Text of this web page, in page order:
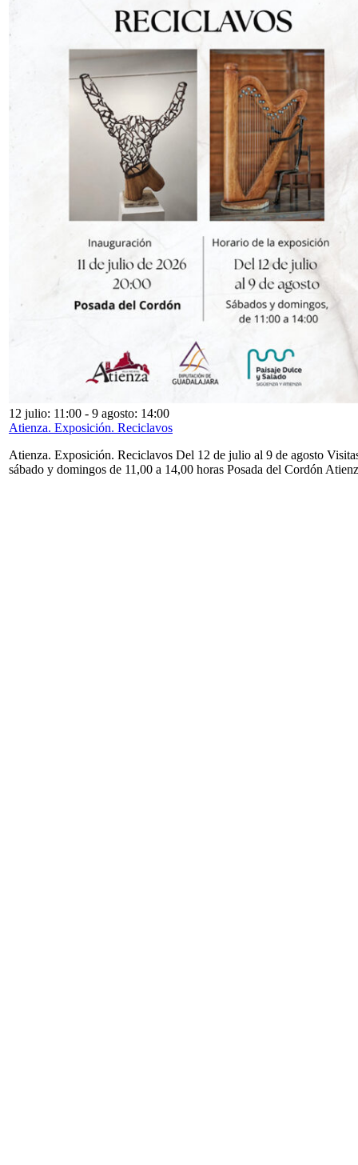
12 julio: 11:00 - 9 agosto: 14:00
Atienza. Exposición. Reciclavos
Atienza. Exposición. Reciclavos Del 12 de julio al 9 de agosto
sábado y domingos de 11,00 a 14,00 horas Posada del Cordón